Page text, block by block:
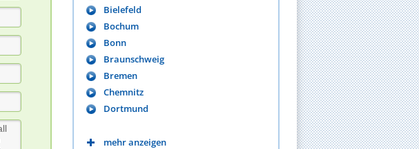
Bielefeld
Bochum
Bonn
Braunschweig
Bremen
Chemnitz
Dortmund
mehr anzeigen